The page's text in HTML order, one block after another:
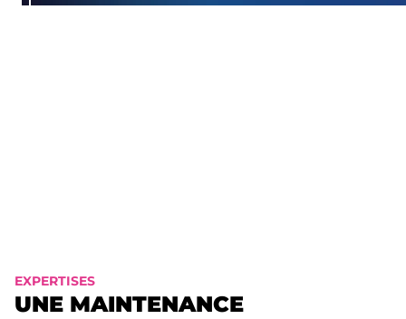
%
EXPERTISES
UNE MAINTENANCE